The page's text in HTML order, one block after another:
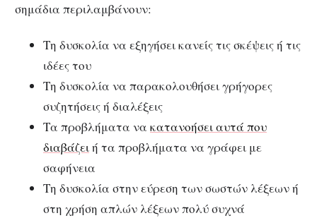
σημάδια περιλαμβάνουν:
Τη δυσκολία να εξηγήσει κανείς τις σκέψεις ή τις
ιδέες του
Τη δυσκολία να παρακολουθήσει γρήγορες
συζητήσεις ή διαλέξεις
Τα προβλήματα να κατανοήσει αυτά που
διαβάζειή τα προβλήματα να γράφει με
σαφήνεια
Τη δυσκολία στην εύρεση των σωστών λέξεων ή
στη χρήση απλών λέξεων πολύ συχνά